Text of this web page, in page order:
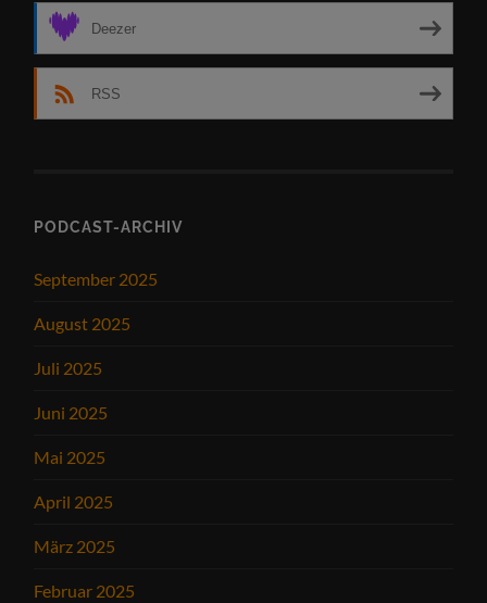
Deezer
RSS
PODCAST-ARCHIV
September 2025
August 2025
Juli 2025
Juni 2025
Mai 2025
April 2025
März 2025
Februar 2025